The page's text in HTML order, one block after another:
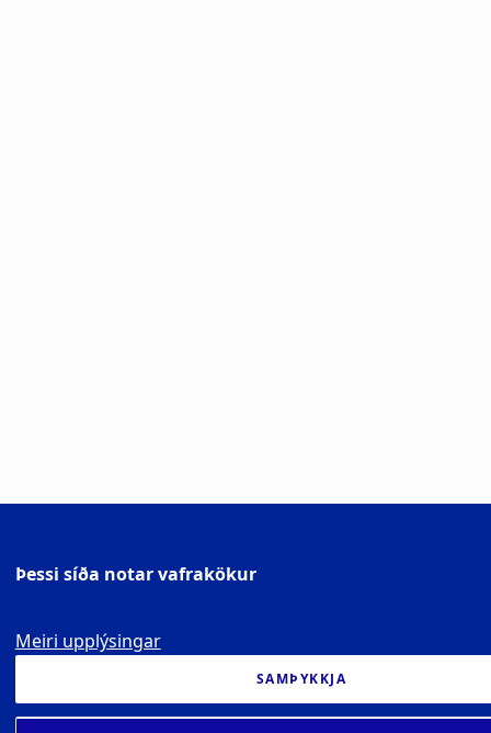
Þessi síða notar vafrakökur
Meiri upplýsingar
SAMÞYKKJA